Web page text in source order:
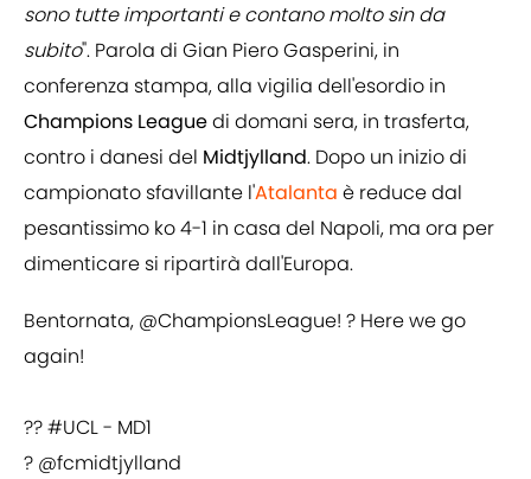
sono tutte importanti e contano molto sin da
subito". Parola di Gian Piero Gasperini, in
conferenza stampa, alla vigilia dell'esordio in
Champions Leaguedi domani sera, in trasferta,
contro i danesi del Midtjylland. Dopo un inizio di
campionato sfavillante l'Atalanta è reduce dal
pesantissimo ko 4-1 in casa del Napoli, ma ora per
dimenticare si ripartirà dall'Europa.
Bentornata, @ChampionsLeague! ? Here we go
again!
??#UCL- MD1
? @fcmidtjylland